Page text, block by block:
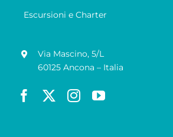
Escursioni e Charter
Via Mascino, 5/L
60125 Ancona – Italia